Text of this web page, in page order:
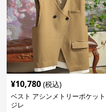
¥10,780 (税込)
ベスト アシンメトリーポケット
ジレ